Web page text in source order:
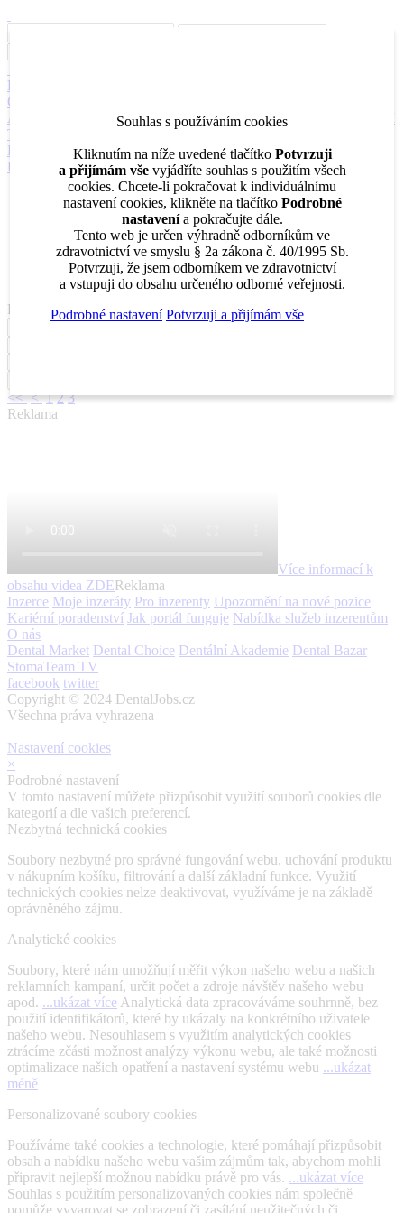
Kariérní poradenství
O nás
AKADEMIE
DENTAL BAZAR DENTAL JOBS
TV
DentalJobs.czmenu search
Přihlásit
Inzerce
Pro inzerenty
Upozornění na nové pozice
Kariérní poradenství
Filtrovat
<< < 1 2 3
Reklama
Více informací k
obsahu videa ZDEReklama
Inzerce Moje inzeráty Pro inzerenty Upozornění na nové pozice
Kariérní poradenství Jak portál funguje Nabídka služeb inzerentům
O nás
Dental Market Dental Choice Dentální Akademie Dental Bazar
StomaTeam TV
facebook twitter
Copyright © 2024 DentalJobs.cz
Všechna práva vyhrazena
Nastavení cookies
Souhlas s používáním cookies
Kliknutím na níže uvedené tlačítko Potvrzuji
a přijímám vše vyjádříte souhlas s použitím všech
cookies. Chcete-li pokračovat k individuálnímu
nastavení cookies, klikněte na tlačítkoPodrobné
nastavenía pokračujte dále.
Tento web je určen výhradně odborníkům ve
zdravotnictví ve smyslu § 2a zákona č. 40/1995 Sb.
Potvrzuji, že jsem odborníkem ve zdravotnictví
a vstupuji do obsahu určeného odborné veřejnosti.
Podrobné nastavení Potvrzuji a přijímám vše
×
Podrobné nastavení
V tomto nastavení můžete přizpůsobit využití souborů cookies dle
kategorií a dle vašich preferencí.
Nezbytná technická cookies
Soubory nezbytné pro správné fungování webu, uchování produktu
v nákupním košíku, filtrování a další základní funkce. Využití
technických cookies nelze deaktivovat, využíváme je na základě
oprávněného zájmu.
Analytické cookies
Soubory, které nám umožňují měřit výkon našeho webu a našich
reklamních kampaní, určit počet a zdroje návštěv našeho webu
apod. ...ukázat více Analytická data zpracováváme souhrnně, bez
použití identifikátorů, které by ukázaly na konkrétního uživatele
našeho webu. Nesouhlasem s využitím analytických cookies
ztrácíme zčásti možnost analýzy výkonu webu, ale také možnosti
optimalizace našich opatření a nastavení systému webu ...ukázat
méně
Personalizované soubory cookies
Používáme také cookies a technologie, které pomáhají přizpůsobit
obsah a nabídku našeho webu vašim zájmům tak, abychom mohli
připravit nejlepší možnou nabídku právě pro vás. ...ukázat více
Souhlas s použitím personalizovaných cookies nám společně
pomůže vyvarovat se zobrazení či zasílání neužitečných či